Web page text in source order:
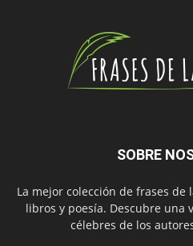
SOBRE
La mejor colección de frases de
libros y poesía. Descubre una
célebres de los